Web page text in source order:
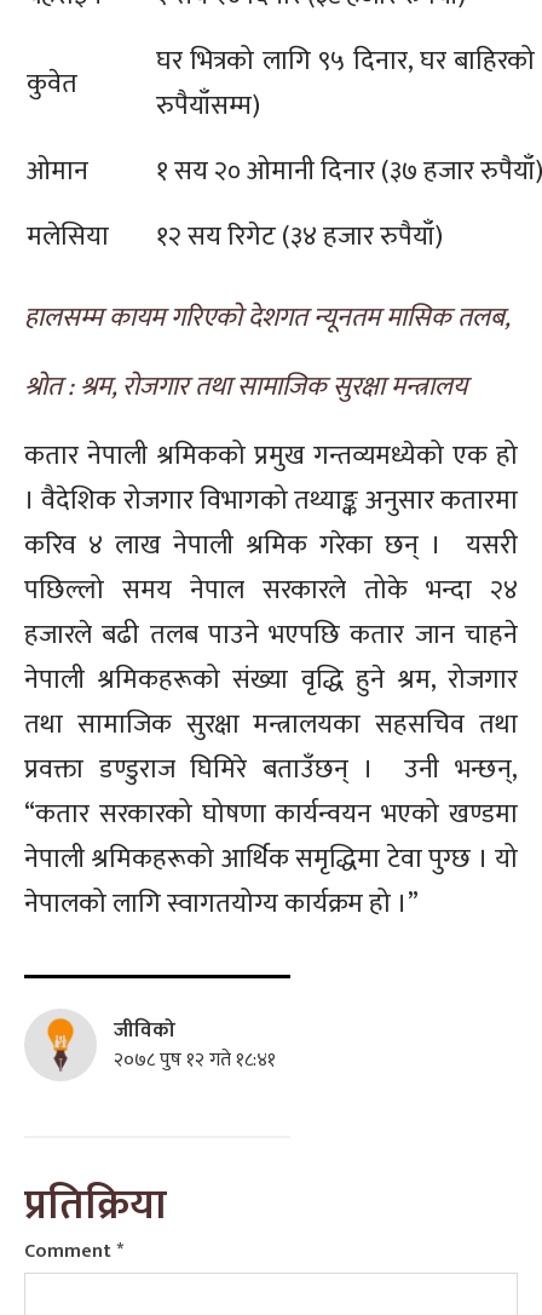
कुवेत
घर भित्रको लागि ९५ दिनार, घर
रुपैयाँसम्म)
ओमान
१ सय २० ओमानी दिनार (३७ हजार रुपैयाँ)
मलेसिया
१२ सय रिगेट (३४ हजार रुपैयाँ)
हालसम्म कायम गरिएको देशगत न्यूनतम मासिक तलब,
श्रोत : श्रम, रोजगार तथा सामाजिक सुरक्षा मन्त्रालय
कतार नेपाली श्रमिकको प्रमुख गन्तव्यमध्येको एक हो
। वैदेशिक रोजगार विभागको तथ्याङ्क अनुसार कतारमा
करिव ४ लाख नेपाली श्रमिक गरेका छन् । यसरी
पछिल्लो समय नेपाल सरकारले तोके भन्दा २४
हजारले बढी तलब पाउने भएपछि कतार जान चाहने
नेपाली श्रमिकहरूको संख्या वृद्धि हुने श्रम, रोजगार
तथा सामाजिक सुरक्षा मन्त्रालयका सहसचिव तथा
प्रवक्ता डण्डुराजघिमिरे बताउँछन् । उनी भन्छन्,
“कतार सरकारको घोषणा कार्यन्वयन भएको खण्डमा
नेपाली श्रमिकहरूको आर्थिक समृद्धिमा टेवा पुग्छ । यो
नेपालको लागि स्वागतयोग्य कार्यक्रम हो ।”
जीविको
२०७८ पुष १२ गते १८:४१
प्रतिक्रिया
Comment*